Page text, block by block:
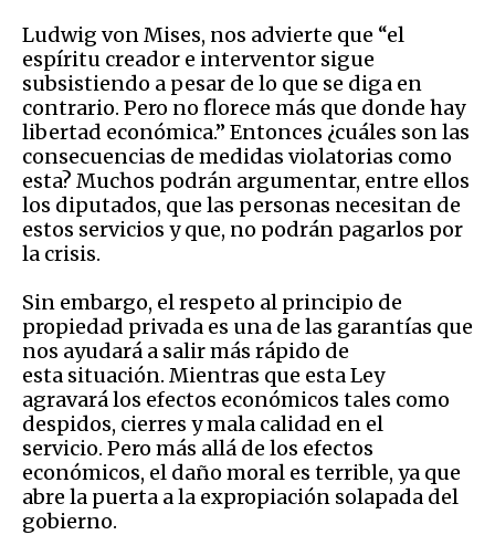
Ludwig von Mises, nos advierte que “el
espíritu creador e interventor sigue
subsistiendo a pesar de lo que se diga en
contrario. Pero no florece más que donde hay
libertad económica.” Entonces ¿cuáles son las
consecuencias de medidas violatorias como
esta? Muchos podrán argumentar, entre ellos
los diputados, que las personas necesitan de
estos servicios y que, no podrán pagarlos por
la crisis.
Sin embargo, el respeto al principio de
propiedad privada es una de las garantías que
nos ayudará a salir más rápido de
esta situación. Mientras que esta Ley
agravará los efectos económicos tales como
despidos, cierres y mala calidad en el
servicio. Pero más allá de los efectos
económicos, el daño moral es terrible, ya que
abre la puerta a la expropiación solapada del
gobierno.